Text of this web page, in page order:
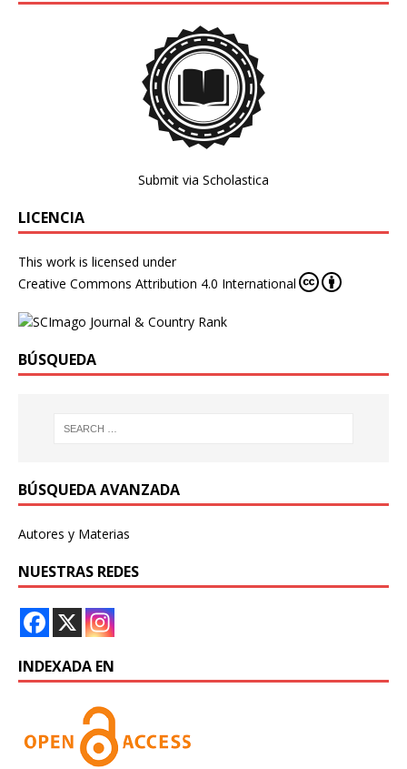
Submit via Scholastica
LICENCIA
This work is licensed under
Creative Commons Attribution 4.0 International
BÚSQUEDA
BÚSQUEDA AVANZADA
Autores y Materias
NUESTRAS REDES
INDEXADA EN